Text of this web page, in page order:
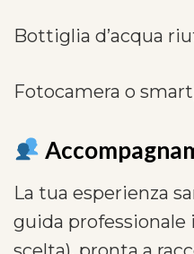
Bottiglia d’acqua
Fotocamera o
La tua esperienza
guida professionale